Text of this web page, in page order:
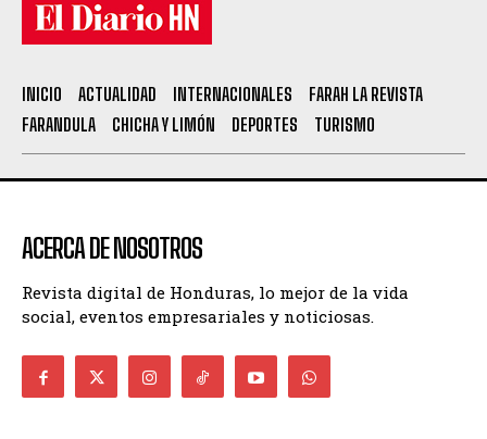
INICIO ACTUALIDAD INTERNACIONALES
FARAH LA REVISTA
FARANDULA
CHICHA Y LIMÓN DEPORTES TURISMO
ACERCA DE NOSOTROS
Revista digital de Honduras, lo mejor de la vida
social, eventos empresariales y noticiosas.